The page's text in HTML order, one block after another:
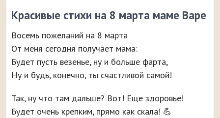
Красивые стихи на 8 марта маме Варе
Восемь пожеланий на 8 марта
От меня сегодня получает мама:
Будет пусть везенье, ну и больше фарта,
Ну и будь, конечно, ты счастливой самой!
Так, ну что там дальше? Вот! Еще здоровье!
Будет очень крепким, прямо как скала! 💪